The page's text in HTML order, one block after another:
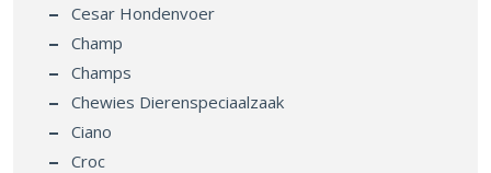
Cesar Hondenvoer
Champ
Champs
Chewies Dierenspeciaalzaak
Ciano
Croc